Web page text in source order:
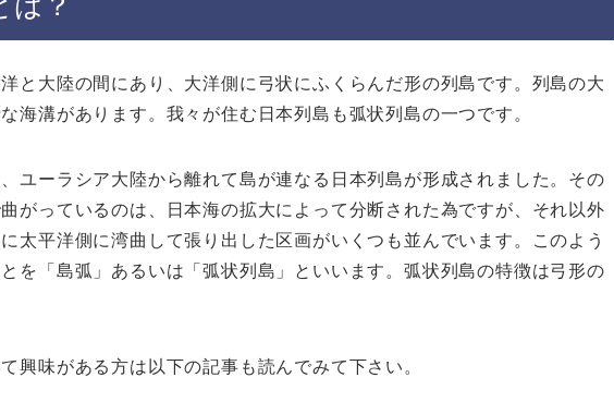
と大陸の間にあり、大洋側に弓状にふくらんだ形の列島です。列島の大
海溝があります。我々が住む日本列島も弧状列島の一つです。
ユーラシア大陸から離れて島が連なる日本列島が形成されました。その
がっているのは、日本海の拡大によって分断された為ですが、それ以外
太平洋側に湾曲して張り出した区画がいくつも並んでいます。このよう
を「島弧」あるいは「弧状列島」といいます。弧状列島の特徴は弓形の
興味がある方は以下の記事も読んでみて下さい。